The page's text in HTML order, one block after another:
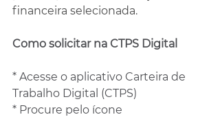
financeira selecionada.
Como solicitar na CTPS Digital
* Acesse o aplicativo Carteira de
Trabalho Digital (CTPS)
* Procure pelo ícone